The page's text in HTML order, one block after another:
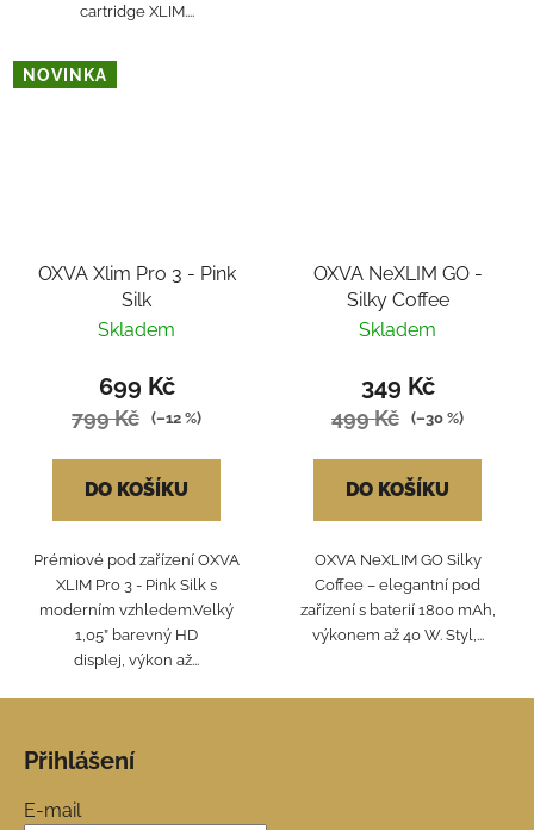
cartridge XLIM....
NOVINKA
OXVA Xlim Pro 3 - Pink
Silk
Skladem
699 Kč
799 Kč (–12 %)
DO KOŠÍKU
Prémiové pod zařízení OXVA
XLIM Pro 3 - Pink Silk s
moderním vzhledem.Velký
1,05” barevný HD
displej, výkon až...
OXVA NeXLIM GO -
Silky Coffee
Skladem
349 Kč
499 Kč (–30 %)
DO KOŠÍKU
OXVA NeXLIM GO Silky
Coffee – elegantní pod
zařízení s baterií 1800 mAh,
výkonem až 40 W. Styl,...
Přihlášení
E-mail